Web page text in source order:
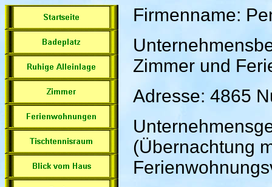
Firmenname:
Zimmer und
Adresse: 4865
(Übernachtung